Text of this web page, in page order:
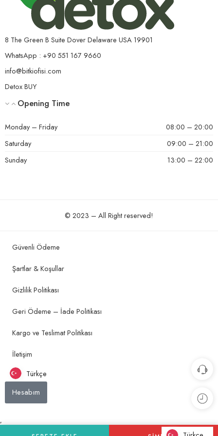
5 üzerinden
oy aldı
mohammed(doğrulanmış kullanıcı)–
16 Ağustos 2023
nerox tea dioxdan sonra harika farklı tat arayanlar için
8 The Green B Suite Dover Delaware USA 19901
WhatsApp : +90 551 167 9660
info@bitkiofisi.com
Detox BUY
Opening Time
Monday – Friday
08:00 – 20:00
Saturday
09:00 – 21:00
Sunday
13:00 – 22:00
© 2023 – All Right reserved!
Güvenli Ödeme
Şartlar & Koşullar
Gizlilik Politikası
Geri Ödeme – İade Politikası
Kargo ve Teslimat Politikası
İletişim
Türkçe
Hesabım